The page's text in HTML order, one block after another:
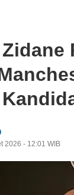
2026 - 12:01 WIB